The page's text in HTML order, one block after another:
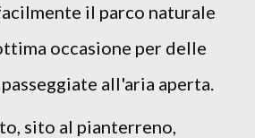
il parco naturale
occasione per delle
all'aria aperta.
sito al pianterreno,